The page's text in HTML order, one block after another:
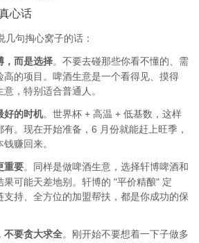
心话
句掏心窝子的话：
，而是选择。不要去碰那些你看不懂的、需
高的项目。啤酒生意是一个看得见、摸得
，特别适合普通人。
好的时机。世界杯 + 高温 + 低基数，这样
有。现在开始准备，6 月份就能赶上旺季，
赚回来。
重要。同样是做啤酒生意，选择轩博啤酒和
果可能天差地别。轩博的 "平价精酿" 定
支持、全方位的加盟帮扶，都是你成功的保
不要贪大求全。刚开始不要想着一下子做多